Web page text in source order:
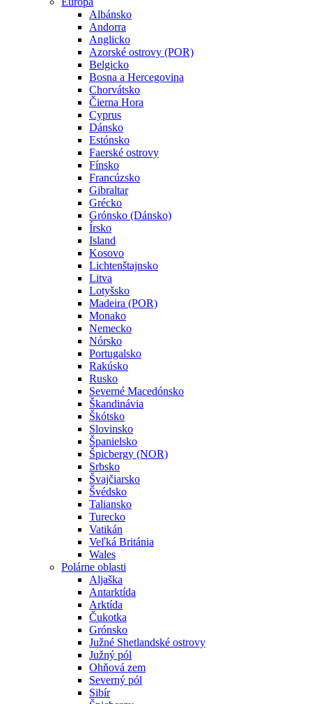
Albánsko
Andorra
Anglicko
Azorské ostrovy (POR)
Belgicko
Bosna a Hercegovina
Chorvátsko
Čierna Hora
Cyprus
Dánsko
Estónsko
Faerské ostrovy
Fínsko
Francúzsko
Gibraltar
Grécko
Grónsko (Dánsko)
Írsko
Island
Kosovo
Lichtenštajnsko
Litva
Lotyšsko
Madeira (POR)
Monako
Nemecko
Nórsko
Portugalsko
Rakúsko
Rusko
Severné Macedónsko
Škandinávia
Škótsko
Slovinsko
Španielsko
Špicbergy (NOR)
Srbsko
Švajčiarsko
Švédsko
Taliansko
Turecko
Vatikán
Veľká Británia
Wales
Polárne oblasti
Aljaška
Antarktída
Arktída
Čukotka
Grónsko
Južné Shetlandské ostrovy
Južný pól
Ohňová zem
Severný pól
Sibír